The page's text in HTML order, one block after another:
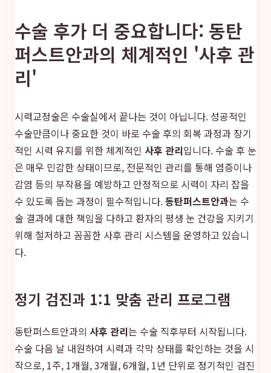
수술 후가 더 중요합니다: 동탄
퍼스트안과의 체계적인 '사후 관
리'
시력교정술은 수술실에서 끝나는 것이 아닙니다. 성공적인
수술만큼이나 중요한 것이 바로 수술 후의 회복 과정과 장기
적인 시력 유지를 위한 체계적인 사후 관리입니다. 수술 후 눈
은 매우 민감한 상태이므로, 전문적인 관리를 통해 염증이나
감염 등의 부작용을 예방하고 안정적으로 시력이 자리 잡을
수 있도록 돕는 과정이 필수적입니다.동탄퍼스트안과는 수
술 결과에 대한 책임을 다하고 환자의 평생 눈 건강을 지키기
위해 철저하고 꼼꼼한 사후 관리 시스템을 운영하고 있습니
다.
정기 검진과 1:1 맞춤 관리 프로그램
동탄퍼스트안과의 사후 관리는 수술 직후부터 시작됩니다.
수술 다음 날 내원하여 시력과 각막 상태를 확인하는 것을 시
작으로, 1주, 1개월, 3개월, 6개월, 1년 단위로 정기적인 검진